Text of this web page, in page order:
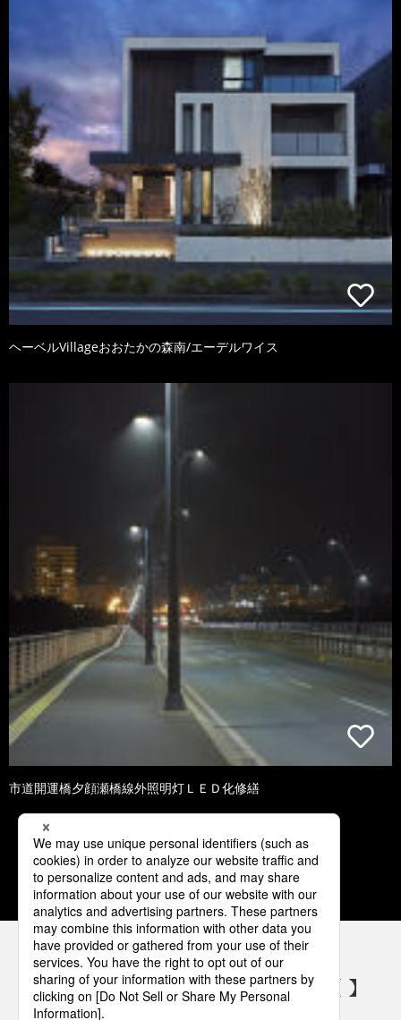
ヘーベルVillageおおたかの森南/エーデルワイス
市道開運橋夕顔瀬橋線外照明灯ＬＥＤ化修繕
1 2 3 4 5
パナソニックの電気設備 SNSアカウント